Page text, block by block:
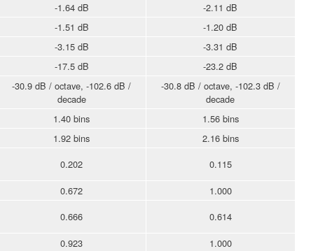
-1.64 dB
-2.11 dB
-1.51 dB
-1.20 dB
-3.15 dB
-3.31 dB
-17.5 dB
-23.2 dB
-30.9 dB / octave, -102.6 dB /
decade
-30.8 dB / octave, -102.3 dB /
decade
1.40 bins
1.56 bins
1.92 bins
2.16 bins
0.202
0.115
0.672
1.000
0.666
0.614
0.923 1.000